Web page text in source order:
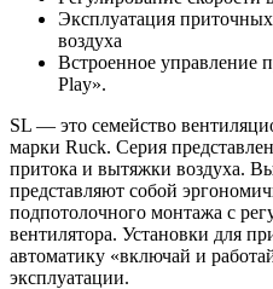
Эксплуатация
воздуха
Встроенное управление
Play».
SL — это семейство
марки Ruck. Серия
притока и вытяжки воздуха.
представляют собой
подпотолочного монтажа с
вентилятора. Установки для
автоматику «включай и
эксплуатации.